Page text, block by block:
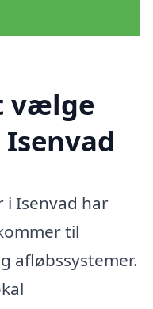
vælge
i Isenvad har
til
afløbssystemer.